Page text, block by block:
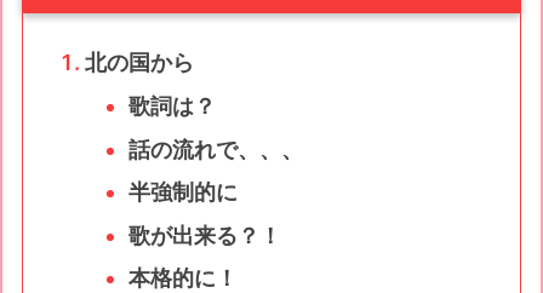
北の国から
歌詞は？
話の流れで、、、
半強制的に
歌が出来る？！
本格的に！